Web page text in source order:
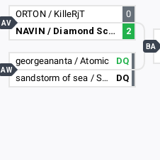
ORTON / KilleRjT
0
NAVIN / Diamond Scope
2
AV
georgeananta / Atomic
DQ
sandstorm of sea / Sea Devils
DQ
AW
BA